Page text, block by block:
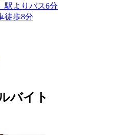
駅よりバス6分
徒歩8分
バイト